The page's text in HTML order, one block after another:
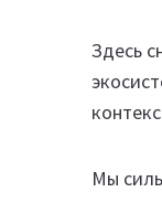
Здесь
Мы